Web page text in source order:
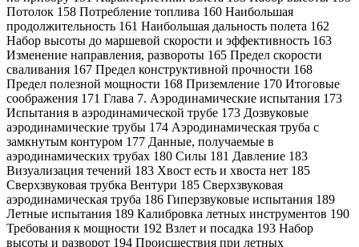
Потолок 158 Потребление топлива 160 Наибольшая
продолжительность 161 Наибольшая дальность полета 162
Набор высоты до маршевой скорости и эффективность 163
Изменение направления, развороты 165 Предел скорости
сваливания 167 Предел конструктивной прочности 168
Предел полезной мощности 168 Приземление 170 Итоговые
соображения 171 Глава 7. Аэродинамические испытания 173
Испытания в аэродинамической трубе 173 Дозвуковые
аэродинамические трубы 174 Аэродинамическая труба с
замкнутым контуром 177 Данные, получаемые в
аэродинамических трубах 180 Силы 181 Давление 183
Визуализация течений 183 Хвост есть и хвоста нет 185
Сверхзвуковая трубка Вентури 185 Сверхзвуковая
аэродинамическая труба 186 Гиперзвуковые испытания 189
Летные испытания 189 Калибровка летных инструментов 190
Требования к мощности 192 Взлет и посадка 193 Набор
высоты и разворот 194 Происшествия при летных